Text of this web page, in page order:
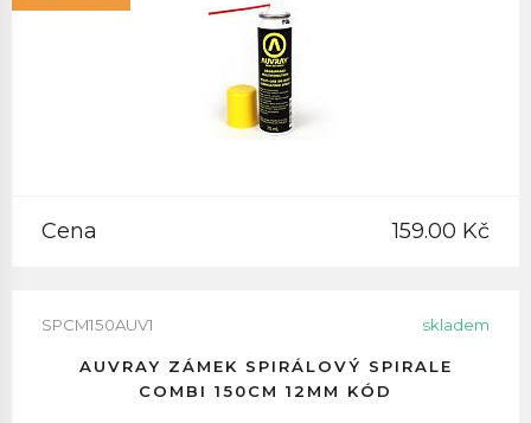
Cena 159.00 Kč
SPCM150AUV1 skladem
AUVRAY ZÁMEK SPIRÁLOVÝ SPIRALE
COMBI 150CM 12MM KÓD